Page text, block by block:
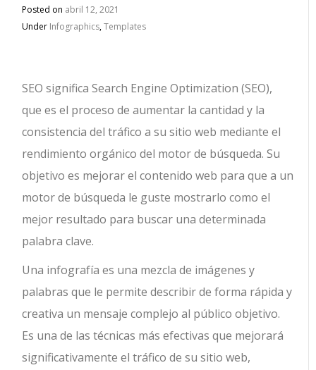
Posted on abril 12, 2021
Under Infographics,Templates
SEO significa Search Engine Optimization (SEO),
que es el proceso de aumentar la cantidad y la
consistencia del tráfico a su sitio web mediante el
rendimiento orgánico del motor de búsqueda.Su
objetivo es mejorar el contenido web para que a un
motor de búsqueda le guste mostrarlo como el
mejor resultado para buscar una determinada
palabra clave.
Una infografía es una mezcla de imágenes y
palabras que le permite describir de forma rápida y
creativa un mensaje complejo al público objetivo.
Es una de las técnicas más efectivas que mejorará
significativamente el tráfico de su sitio web,